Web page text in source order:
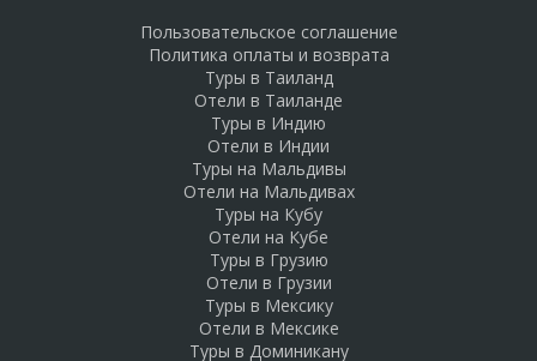
Пользовательское соглашение
Политика оплаты и возврата
Туры в Таиланд
Отели в Таиланде
Туры в Индию
Отели в Индии
Туры на Мальдивы
Отели на Мальдивах
Туры на Кубу
Отели на Кубе
Туры в Грузию
Отели в Грузии
Туры в Мексику
Отели в Мексике
Туры в Доминикану